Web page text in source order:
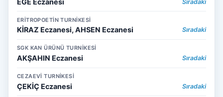
Sıradaki
ERİTROPOETİN TURNİKESİ
KİRAZ Eczanesi, AHSEN Eczanesi Sıradaki
SGK KAN ÜRÜNÜ TURNİKESİ
AKŞAHIN Eczanesi Sıradaki
CEZAEVİ TURNİKESİ
ÇEKİÇ Eczanesi Sıradaki